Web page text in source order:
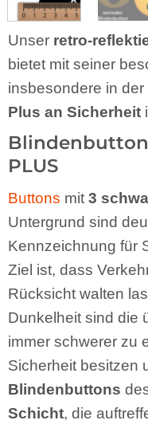
Unser retro-
bietet mit seiner
insbesondere in
Plus an Sicherheit
PLUS
Buttons mit 3
Untergrund sind
Kennzeichnung für
Ziel ist, dass
Rücksicht walten
Dunkelheit sind die
immer schwerer zu
Sicherheit besitzen
Blindenbuttons
Schicht, die